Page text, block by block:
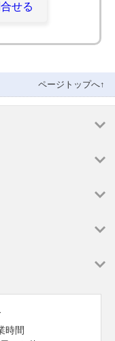
せる
ページトップへ↑
時間